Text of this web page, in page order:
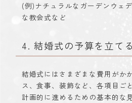
(例)ナチュラルなガーデンウェ
な教会式など
4. 結婚式の予算を立てる
結婚式にはさまざまな費用がか
ス、食事、装飾など、各項目ご
計画的に進めるための基本的な